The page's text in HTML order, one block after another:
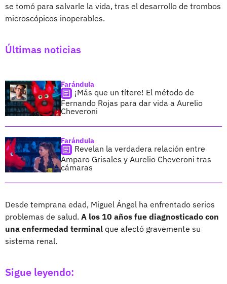
se tomó para salvarle la vida, tras el desarrollo de trombos
microscópicos inoperables.
Últimas noticias
Farándula
¡Más que un títere! El método de
Fernando Rojas para dar vida a Aurelio
Cheveroni
Farándula
Revelan la verdadera relación entre
Amparo Grisales y Aurelio Cheveroni tras
cámaras
Desde temprana edad, Miguel Ángel ha enfrentado serios
problemas de salud. A los 10 años fue diagnosticado con
una enfermedad terminal que afectó gravemente su
sistema renal.
Sigue leyendo: